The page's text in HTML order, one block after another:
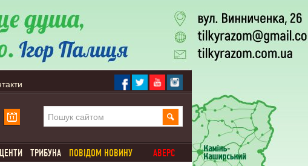
ТРИБУНА ПОВІДОМ НОВИНУ
АВЕРС